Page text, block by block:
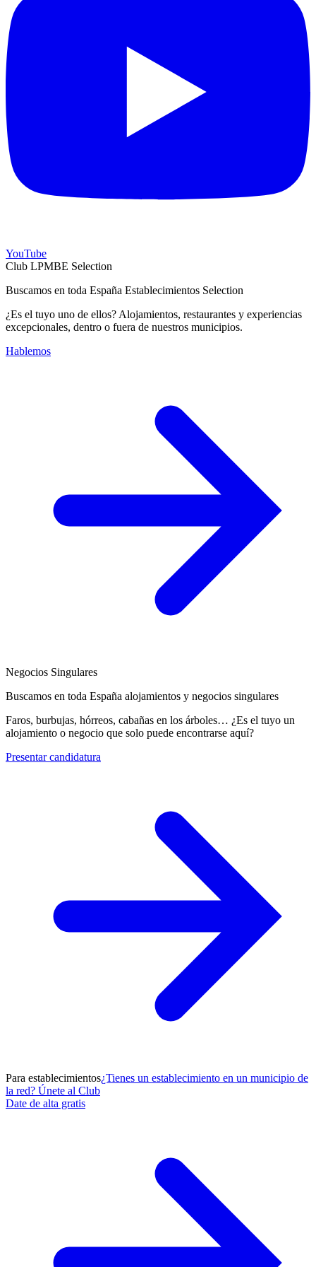
YouTube
Club LPMBE Selection
Buscamos en toda España Establecimientos Selection
¿Es el tuyo uno de ellos? Alojamientos, restaurantes y experiencias
excepcionales, dentro o fuera de nuestros municipios.
Hablemos
Negocios Singulares
Buscamos en toda España alojamientos y negocios singulares
Faros, burbujas, hórreos, cabañas en los árboles… ¿Es el tuyo un
alojamiento o negocio que solo puede encontrarse aquí?
Presentar candidatura
Para establecimientos¿Tienes un establecimiento en un municipio de
la red? Únete al Club
Date de alta gratis